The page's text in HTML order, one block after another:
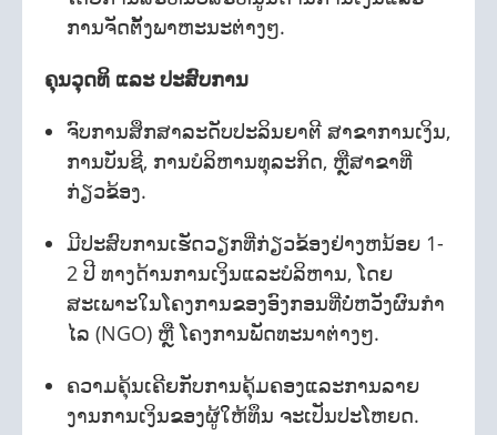
ການຈັດຕັ້ງພາຫະນະຕ່າງໆ.
ຄຸນວຸດທິ ແລະ ປະສົບການ
ຈົບການສຶກສາລະດັບປະລິນຍາຕີ ສາຂາການເງິນ,
ການບັນຊີ, ການບໍລິຫານທຸລະກິດ, ຫຼືສາຂາທີ່
ກ່ຽວຂ້ອງ.
ມີປະສົບການເຮັດວຽກທີ່ກ່ຽວຂ້ອງຢ່າງຫນ້ອຍ 1-
2 ປີ ທາງດ້ານການເງິນແລະບໍລິຫານ, ໂດຍ
ສະເພາະໃນໂຄງການຂອງອົງກອນທີ່ບໍ່ຫວັງຜົນກໍາ
ໄລ (NGO) ຫຼື ໂຄງການພັດທະນາຕ່າງໆ.
ຄວາມຄຸ້ນເຄີຍກັບການຄຸ້ມຄອງແລະການລາຍ
ງານການເງິນຂອງຜູ້ໃຫ້ທຶນ ຈະເປັນປະໂຫຍດ.